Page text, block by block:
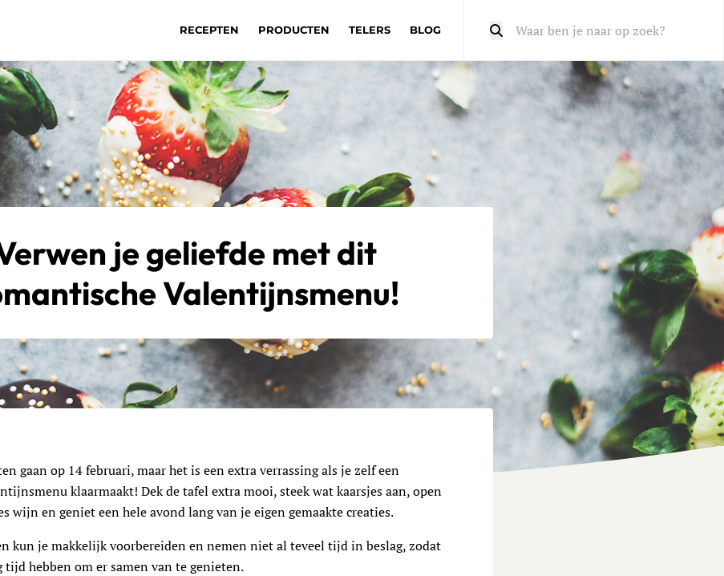
RECEPTEN PRODUCTEN TELERS BLOG
je geliefde met dit
Valentijnsmenu!
gaan op 14 februari, maar het is een extra verrassing als je zelf een
klaarmaakt! Dek de tafel extra mooi, steek wat kaarsjes aan, open
wijn en geniet een hele avond lang van je eigen gemaakte creaties.
kun je makkelijk voorbereiden en nemen niet al teveel tijd in beslag, zodat
tijd hebben om er samen van te genieten.